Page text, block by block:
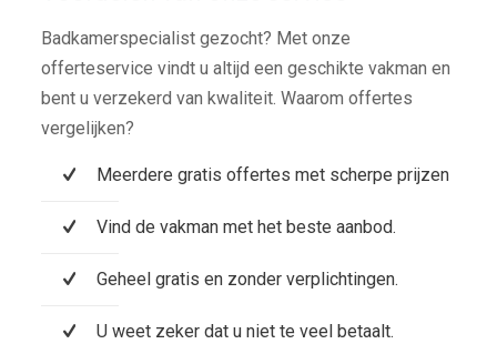
Badkamerspecialist gezocht? Met onze
offerteservice vindt u altijd een geschikte vakman en
bent u verzekerd van kwaliteit. Waarom offertes
vergelijken?
Meerdere gratis offertes met scherpe prijzen
Vind de vakman met het beste aanbod.
Geheel gratis en zonder verplichtingen.
U weet zeker dat u niet te veel betaalt.